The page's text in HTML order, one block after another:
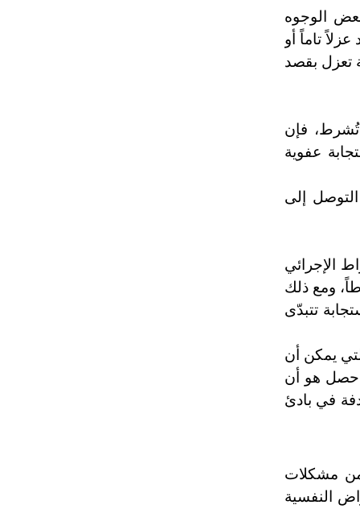
الوجوه
تاماً أو
تعزل بقصد
تُشرط، فإن
عفوية
إلى
الإجرائي
ومع ذلك
تتبدّى
يمكن أن
حصل هو أن
في بادئ
من مشكلات
النفسية